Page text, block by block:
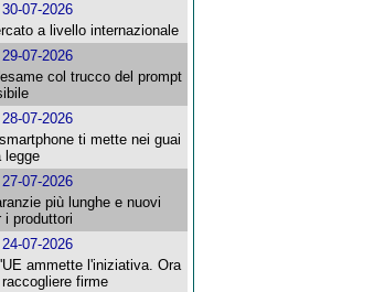
07-2026
a livello internazionale
07-2026
col trucco del prompt
07-2026
ti mette nei guai
legge
07-2026
più lunghe e nuovi
i produttori
07-2026
ammette l'iniziativa. Ora
firme